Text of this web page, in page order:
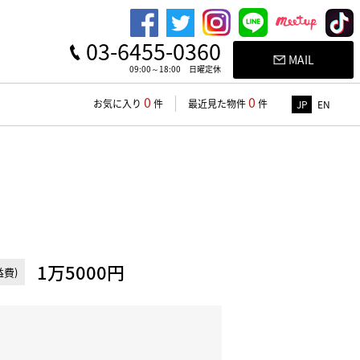
03-6455-0360
09:00～18:00 日曜定休
MAIL
お気に入り 0 件 最近見た物件0 件 JP EN
費) 1万5000円